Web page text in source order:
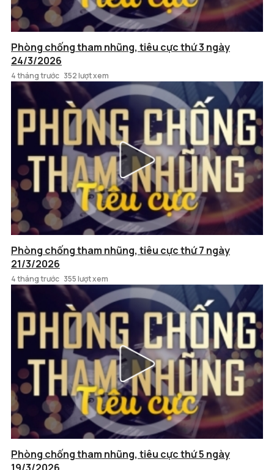
Phòng chống tham nhũng, tiêu cực thứ 3 ngày
24/3/2026
4 tháng trước 352 lượt xem
Phòng chống tham nhũng, tiêu cực thứ 7 ngày
21/3/2026
4 tháng trước 355 lượt xem
Phòng chống tham nhũng, tiêu cực thứ 5 ngày